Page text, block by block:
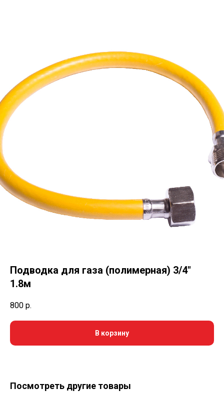
Подводка для газа (полимерная) 3/4"
1.8м
800 р.
В корзину
Посмотреть другие товары